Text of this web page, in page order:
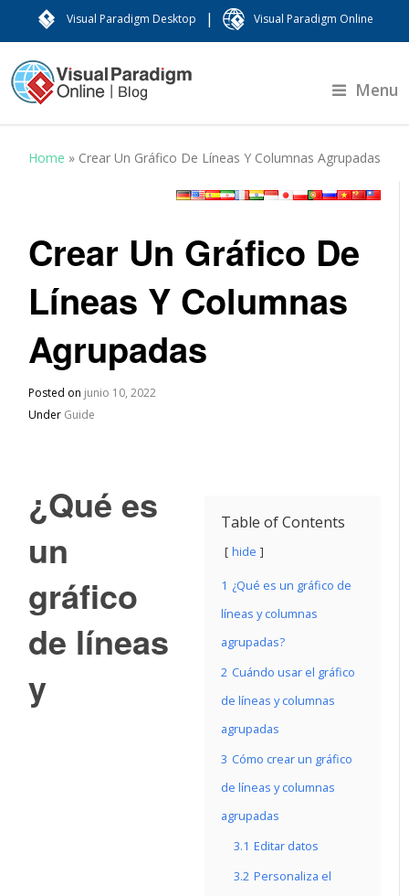
Visual Paradigm Desktop | Visual Paradigm Online
Menu
Home » Crear Un Gráfico De Líneas Y Columnas Agrupadas
Crear Un Gráfico De
Líneas Y Columnas
Agrupadas
Posted on junio 10, 2022
Under Guide
Table of Contents
hide
1 ¿Qué es un gráfico de
líneas y columnas
agrupadas?
2 Cuándo usar el gráfico
de líneas y columnas
agrupadas
3 Cómo crear un gráfico
de líneas y columnas
agrupadas
3.1 Editar datos
3.2 Personaliza el
¿Qué es
un
gráfico
de líneas
y